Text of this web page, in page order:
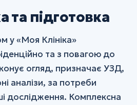
та підготовка
у «Моя Клініка»
та з повагою до
огляд, призначає УЗД,
аналізи, за потреби
дослідження. Комплексна